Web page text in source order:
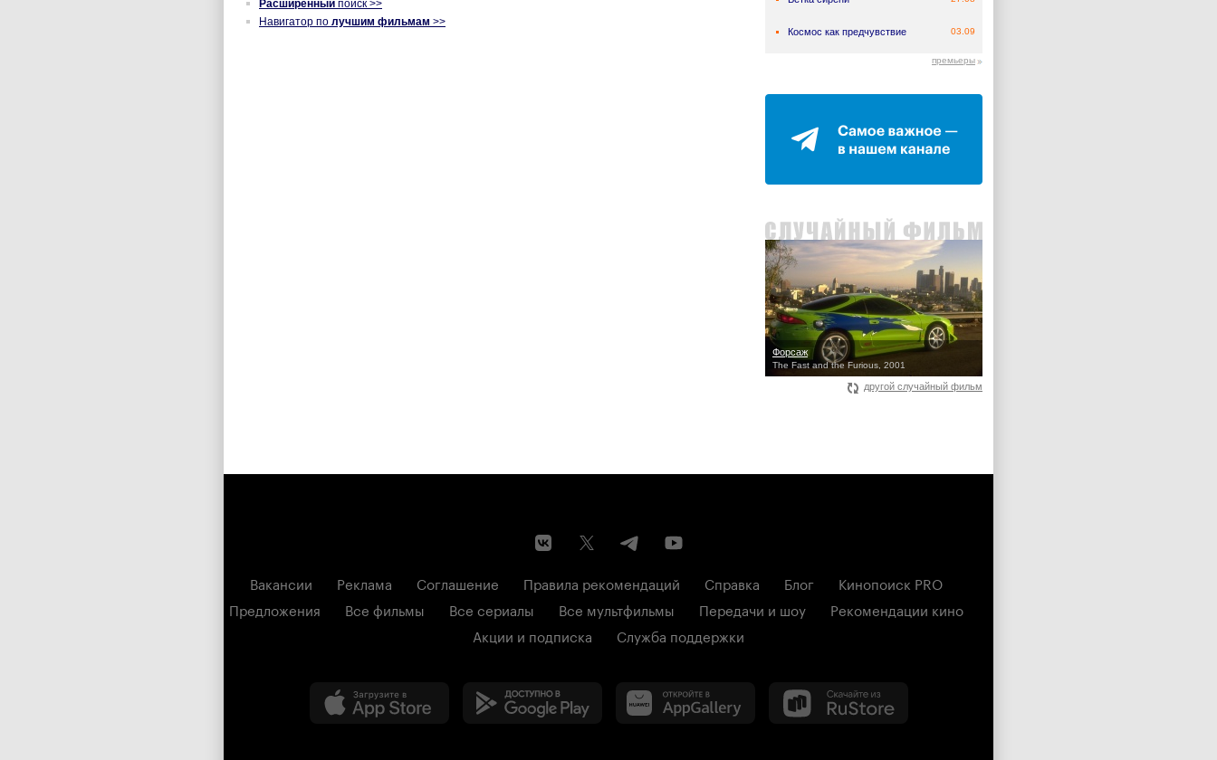
Расширенный поиск >>
Навигатор по лучшим фильмам >>
Космос как предчувствие 03.09
премьеры
Форсаж
The Fast and the Furious, 2001
другой случайный фильм
Вакансии Реклама Соглашение Правила рекомендаций Справка Блог
Кинопоиск PRO
Предложения
Все фильмы Все сериалы Все мультфильмы Передачи и шоу
Рекомендации кино
Акции и подписка
Служба поддержки